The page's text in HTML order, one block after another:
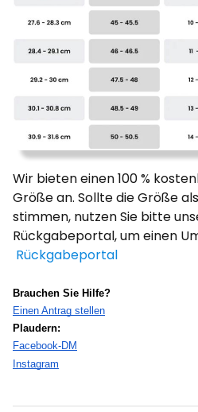
Wir bieten einen 100 %
Größe an. Sollte die Größe
stimmen, nutzen Sie bitte
Rückgabeportal, um einen
Rückgabeportal
Brauchen Sie Hilfe?
Einen Antrag stellen
Plaudern:
Facebook-DM
Instagram